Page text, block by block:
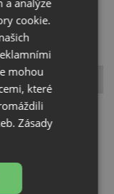
Německo,
cookie.
mohou
které
Zásady